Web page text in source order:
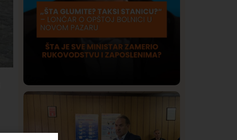
Lončar o Opštoj bolnici u Novom
Pazaru: „Šta glumite? Taksi stanicu?“